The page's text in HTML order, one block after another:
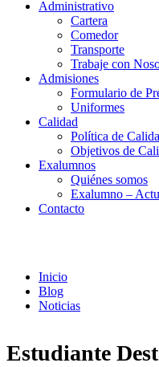
Administrativo
Cartera
Comedor
Transporte
Trabaje con
Admisiones
Formulario de
Uniformes
Calidad
Política de
Objetivos de
Exalumnos
Quiénes somos
Exalumno –
Contacto
Inicio
Blog
Noticias
Estudiante